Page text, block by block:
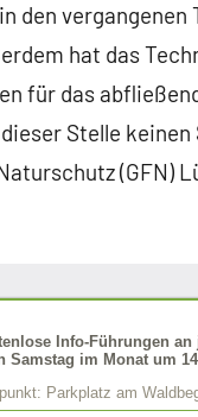
den
hat das
für das
Stelle
(GFN)
Info-Führungen an
Samstag im Monat um
Parkplatz am